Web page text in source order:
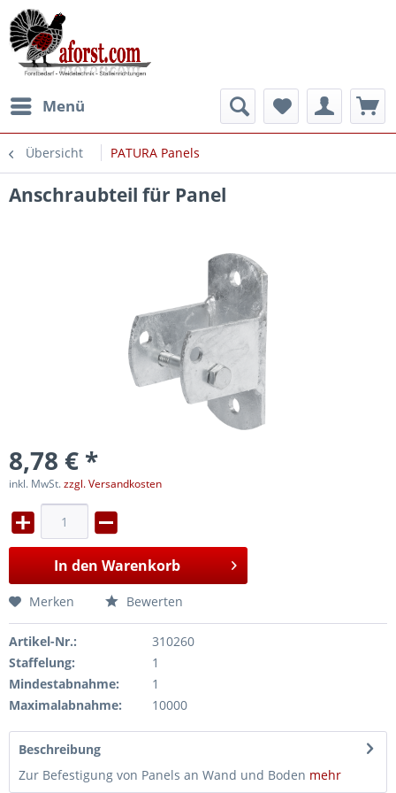
Menü
Übersicht PATURA Panels
Anschraubteil für Panel
8,78 € *
inkl. MwSt.zzgl. Versandkosten
In den Warenkorb
Merken Bewerten
Artikel-Nr.:
310260
Staffelung:
1
Mindestabnahme:
1
Maximalabnahme:
10000
Beschreibung
Zur Befestigung von Panels an Wand und Boden mehr